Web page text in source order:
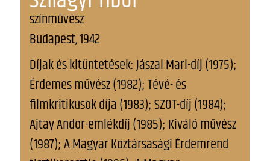
színművész
Budapest, 1942
Díjak és kitüntetések: Jászai Mari-díj (1975);
Érdemes művész (1982); Tévé- és
filmkritikusok díja (1983); SZOT-díj (1984);
Ajtay Andor-emlékdíj (1985); Kiváló művész
(1987); A Magyar Köztársasági Érdemrend